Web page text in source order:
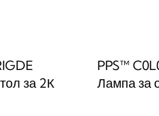
за 2К
PPS™
Лампа за